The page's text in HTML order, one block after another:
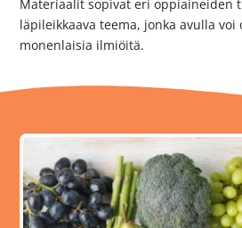
Materiaalit sopivat eri oppiaineiden
läpileikkaava teema, jonka avulla
monenlaisia ilmiöitä.